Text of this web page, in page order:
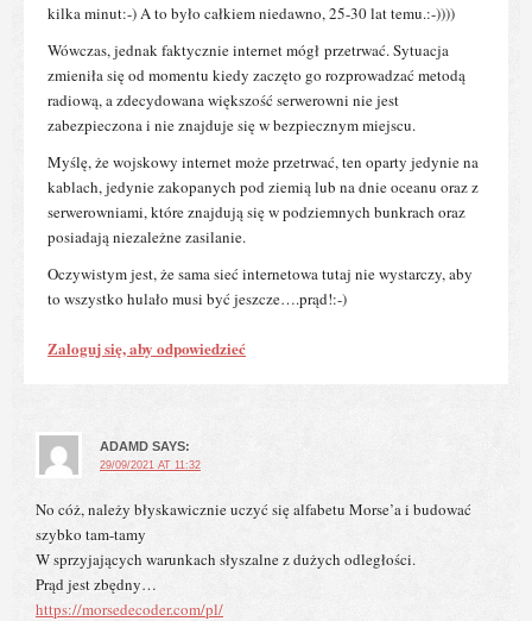
kilka minut:-) A to było całkiem niedawno, 25-30 lat temu.:-))))
Wówczas, jednak faktycznie internet mógł przetrwać. Sytuacja
zmieniła się od momentu kiedy zaczęto go rozprowadzać metodą
radiową, a zdecydowana większość serwerowni nie jest
zabezpieczona i nie znajduje się w bezpiecznym miejscu.
Myślę, że wojskowy internet może przetrwać, ten oparty jedynie na
kablach, jedynie zakopanych pod ziemią lub na dnie oceanu oraz z
serwerowniami, które znajdują się w podziemnych bunkrach oraz
posiadają niezależne zasilanie.
Oczywistym jest, że sama sieć internetowa tutaj nie wystarczy, aby
to wszystko hulało musi być jeszcze….prąd!:-)
Zaloguj się, aby odpowiedzieć
ADAMD SAYS:
29/09/2021 AT 11:32
No cóż, należy błyskawicznie uczyć się alfabetu Morse’a i budować
szybko tam-tamy
W sprzyjających warunkach słyszalne z dużych odległości.
Prąd jest zbędny…
https://morsedecoder.com/pl/